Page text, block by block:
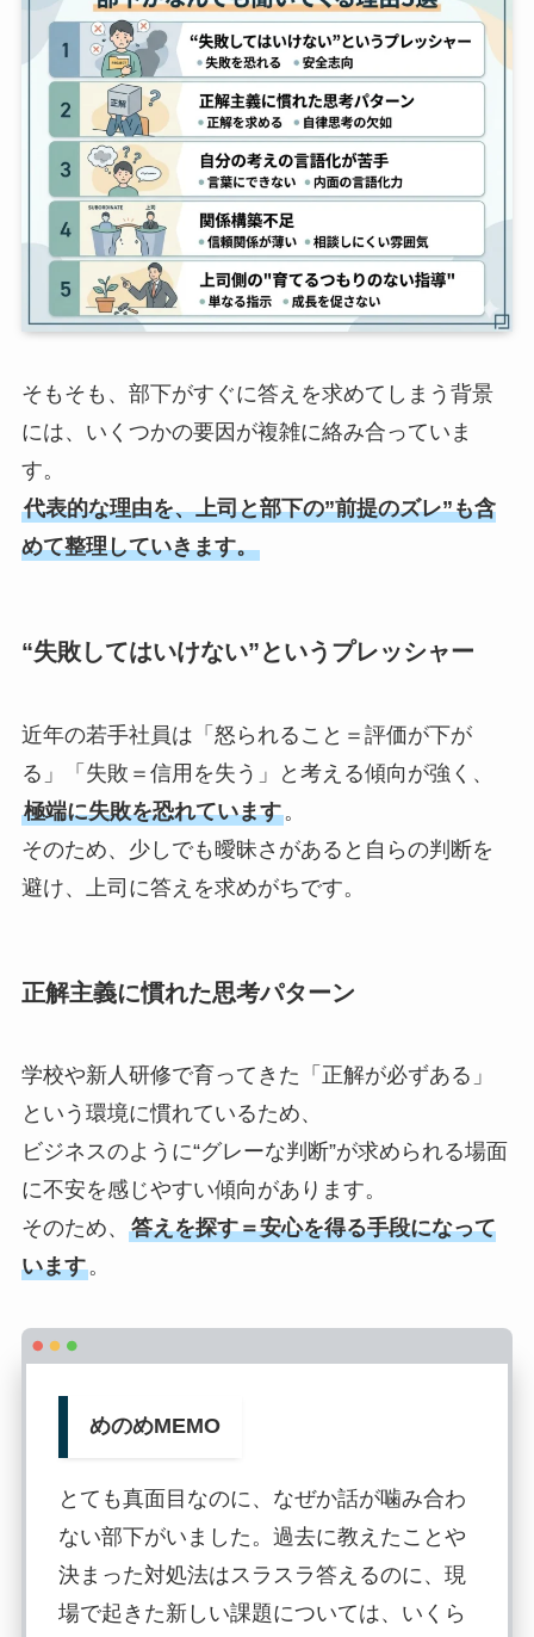
そもそも、部下がすぐに答えを求めてしまう背景
には、いくつかの要因が複雑に絡み合っていま
す。
代表的な理由を、上司と部下の”前提のズレ”も含
めて整理していきます。
“失敗してはいけない”というプレッシャー
近年の若手社員は「怒られること＝評価が下が
る」「失敗＝信用を失う」と考える傾向が強く、
極端に失敗を恐れています。
そのため、少しでも曖昧さがあると自らの判断を
避け、上司に答えを求めがちです。
正解主義に慣れた思考パターン
学校や新人研修で育ってきた「正解が必ずある」
という環境に慣れているため、
ビジネスのように“グレーな判断”が求められる場面
に不安を感じやすい傾向があります。
そのため、 答えを探す＝安心を得る手段になって
います。
めのめMEMO
とても真面目なのに、なぜか話が噛み合わ
ない部下がいました。過去に教えたことや
決まった対処法はスラスラ答えるのに、現
場で起きた新しい課題については、いくら